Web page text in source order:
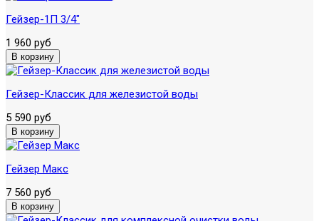
Гейзер-1П 3/4"
1 960 руб
Гейзер-Классик для железистой воды
5 590 руб
Гейзер Макс
7 560 руб